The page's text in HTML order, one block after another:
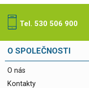
Tel. 530 506 900
O SPOLEČNOSTI
O nás
Kontakty